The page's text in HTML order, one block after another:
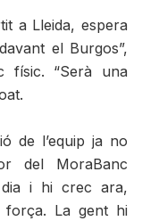
a Lleida, espera
el Burgos”,
“Serà una
de l’equip ja no
del MoraBanc
i hi crec ara,
força. La gent hi